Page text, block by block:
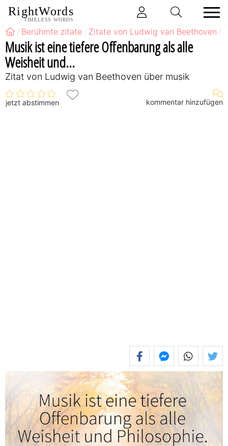
RightWords
TIMELESS WORDS
Berühmte zitate Zitate von Ludwig van Beethoven
Musik ist eine tiefere Offenbarung als alle
Weisheit und...
Zitat von Ludwig van Beethoven über musik
jetzt abstimmen kommentar hinzufügen